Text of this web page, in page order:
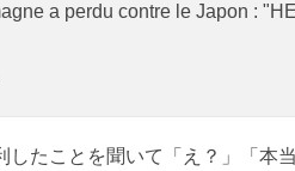
a perdu contre le Japon :
たことを聞いて「え？」「本